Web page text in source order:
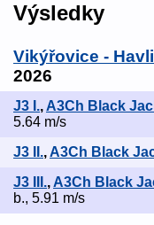
Výsledky
Vikýřovice -
2026
J3 I., A3Ch Black
5.64 m/s
J3 II.,A3Ch Black
J3 III., A3Ch Black
b., 5.91 m/s